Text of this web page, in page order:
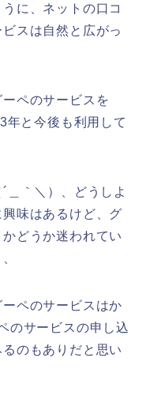
に、ネットの口コ
スは自然と広がっ
ペのサービスを
と今後も利用して
＿｀＼）、どうしよ
味はあるけど、グ
どうか迷われてい
ペのサービスはか
のサービスの申し込
のもありだと思い